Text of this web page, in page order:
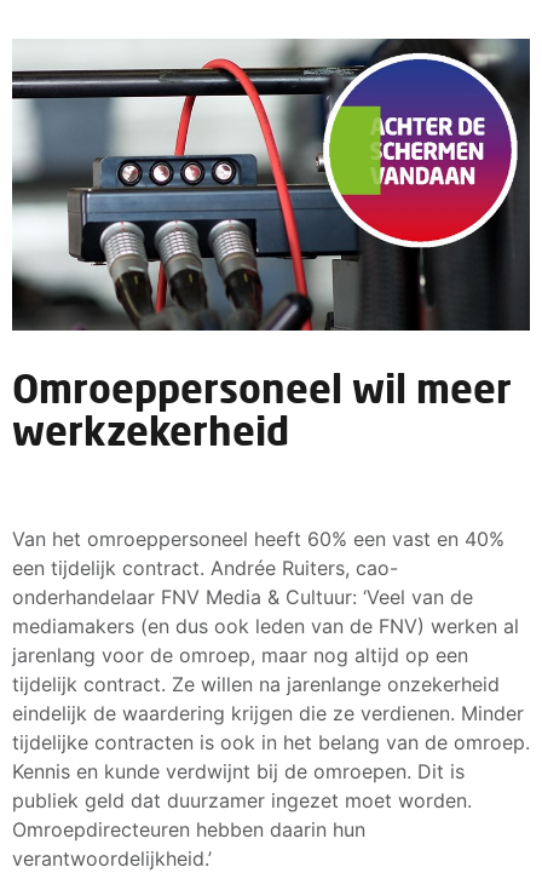
Omroeppersoneel wil meer
werkzekerheid
Van het omroeppersoneel heeft 60% een vast en 40%
een tijdelijk contract. Andrée Ruiters, cao-
onderhandelaar FNV Media & Cultuur: ‘Veel van de
mediamakers (en dus ook leden van de FNV) werken al
jarenlang voor de omroep, maar nog altijd op een
tijdelijk contract. Ze willen na jarenlange onzekerheid
eindelijk de waardering krijgen die ze verdienen. Minder
tijdelijke contracten is ook in het belang van de omroep.
Kennis en kunde verdwijnt bij de omroepen. Dit is
publiek geld dat duurzamer ingezet moet worden.
Omroepdirecteuren hebben daarin hun
verantwoordelijkheid.’